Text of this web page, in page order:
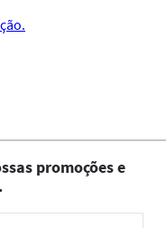
promoções e